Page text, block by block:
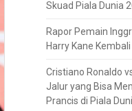
Skuad Piala Dunia
Rapor Pemain
Harry Kane
Cristiano Ronaldo
Jalur yang Bisa
Prancis di Piala